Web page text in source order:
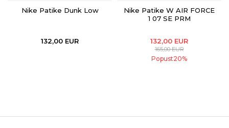
Nike Patike Dunk Low
132,00 EUR
Nike Patike W AIR FORCE
1 07 SE PRM
132,00 EUR
165,00EUR
Popust20%